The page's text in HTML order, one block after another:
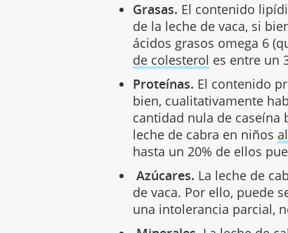
Grasas. El contenido
de la leche de vaca, si
ácidos grasos omega 6
de colesterol es entre un
Proteínas. El contenido
bien, cualitativamente
cantidad nula de caseína
leche de cabra en niños
hasta un 20% de ellos
Azúcares. La leche de
de vaca. Por ello, puede
una intolerancia parcial,